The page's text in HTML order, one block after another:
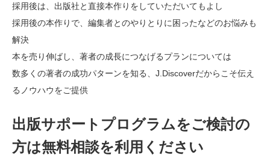
採用後は、出版社と直接本作りをしていただいてもよし
採用後の本作りで、編集者とのやりとりに困ったなどのお悩みも
解決
本を売り伸ばし、著者の成長につなげるプランについては
数多くの著者の成功パターンを知る、J.Discoverだからこそ伝え
るノウハウをご提供
出版サポートプログラムをご検討の
方は無料相談を利用ください